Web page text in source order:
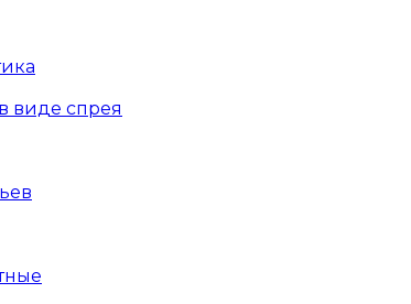
виде спрея